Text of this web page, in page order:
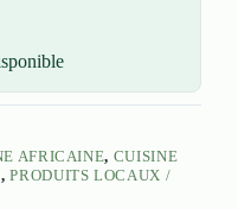
AFRICAINE, CUISINE
,PRODUITS LOCAUX /